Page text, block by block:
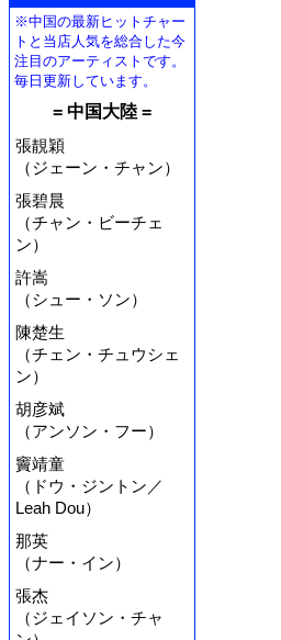
※中国の最新ヒットチャー
トと当店人気を総合した今
注目のアーティストです。
毎日更新しています。
= 中国大陸 =
張靚穎
（ジェーン・チャン）
張碧晨
（チャン・ビーチェ
ン）
許嵩
（シュー・ソン）
陳楚生
（チェン・チュウシェ
ン）
胡彦斌
（アンソン・フー）
竇靖童
（ドウ・ジントン／
Leah Dou）
那英
（ナー・イン）
張杰
（ジェイソン・チャ